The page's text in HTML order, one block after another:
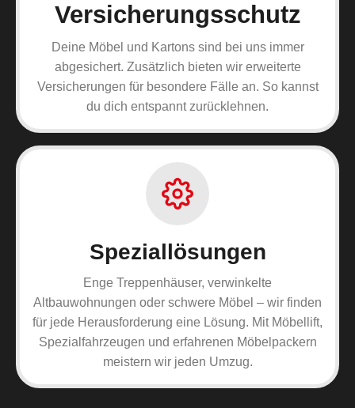
Versicherungsschutz
Deine Möbel und Kartons sind bei uns immer
abgesichert. Zusätzlich bieten wir erweiterte
Versicherungen für besondere Fälle an. So kannst
du dich entspannt zurücklehnen.
Speziallösungen
Enge Treppenhäuser, verwinkelte
Altbauwohnungen oder schwere Möbel – wir finden
für jede Herausforderung eine Lösung. Mit Möbellift,
Spezialfahrzeugen und erfahrenen Möbelpackern
meistern wir jeden Umzug.